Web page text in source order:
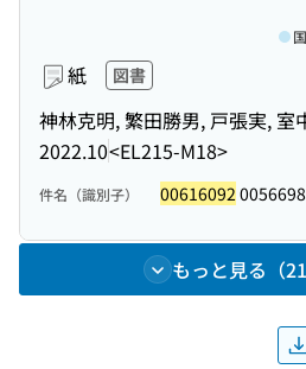
紙 図書
神林克明, 繁田勝男, 戸張実, 室
2022.10<EL215-M18>
件名（識別子） 00616092
もっと見る（21